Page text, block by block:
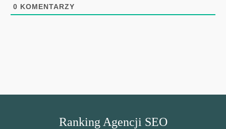
0 KOMENTARZY
Ranking Agencji SEO